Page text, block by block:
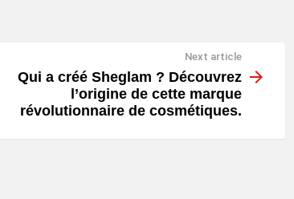
Next article
Qui a créé Sheglam ? Découvrez
l’origine de cette marque
révolutionnaire de cosmétiques.